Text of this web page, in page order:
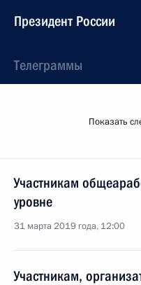
Президент России
Телеграммы
Показать
Участникам
уровне
31 марта 2019 года, 12:00
Участникам,